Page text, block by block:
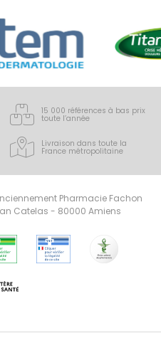
15 000 références à bas prix
toute l’année
Livraison dans toute la
France métropolitaine
Pharmacie Fachon
Catelas - 80000 Amiens